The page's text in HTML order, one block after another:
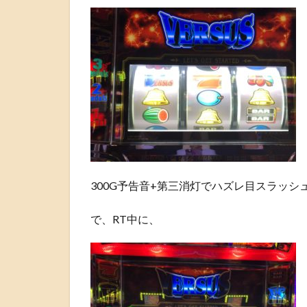
300G予告音+第三消灯でハズレ目スラッシ
で、RT中に、